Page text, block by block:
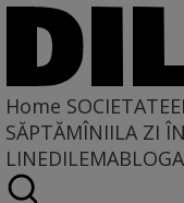
Home SOCIETATE
SĂPTĂMÎNIILA ZI
LINEDILEMABLOG